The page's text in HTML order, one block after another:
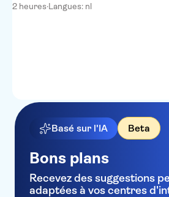
2 heures·Langues: nl
Basé sur l'IA Beta
Bons plans
Recevez des suggestions
adaptées à vos centres